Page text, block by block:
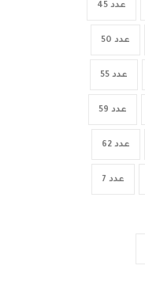
عدد 45
عدد 50
عدد 55
عدد 59
عدد 62
عدد 7